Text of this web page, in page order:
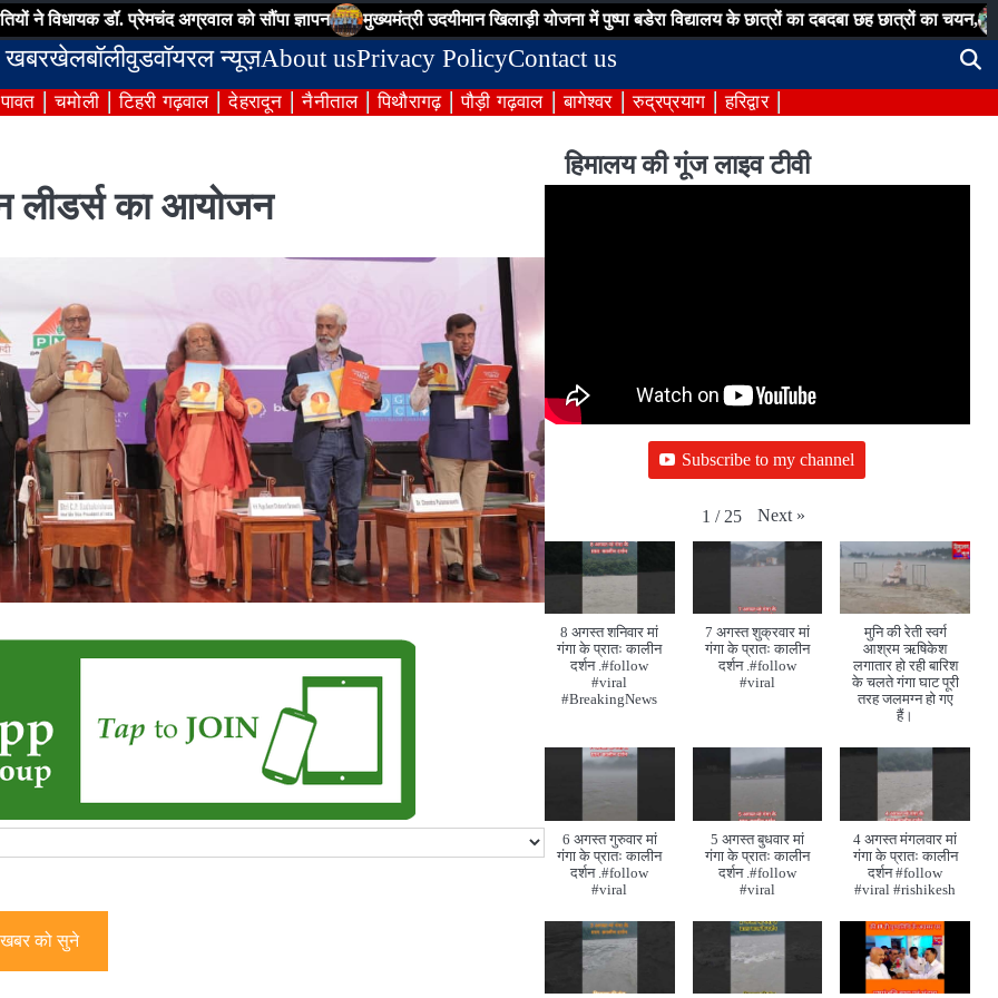
प्रेमचंद अग्रवाल को सौंपा ज्ञापन मुख्यमंत्री उदयीमान खिलाड़ी योजना में पुष्पा बडेरा विद्यालय के छात्रों का दबदबा छह छात्रों का चयन,
खबरखेलबॉलीवुडवॉयरल न्यूज़About usPrivacy PolicyContact us
चमोली टिहरी गढ़वाल देहरादून नैनीताल पिथौरागढ़ पौड़ी गढ़वाल बागेश्वर रुद्रप्रयाग हरिद्वार
लीडर्स का आयोजन
को सुने
हिमालय की गूंज लाइव टीवी
Subscribe to my channel
1 / 25 Next »
8 अगस्त शनिवार मां
गंगा के प्रातः कालीन
दर्शन .#follow
#viral
#BreakingNews
7 अगस्त शुक्रवार मां
गंगा के प्रातः कालीन
दर्शन .#follow
#viral
मुनि की रेती स्वर्ग
आश्रम ऋषिकेश
लगातार हो रही बारिश
के चलते गंगा घाट पूरी
तरह जलमग्न हो गए
हैं।
6 अगस्त गुरुवार मां
गंगा के प्रातः कालीन
दर्शन .#follow
#viral
5 अगस्त बुधवार मां
गंगा के प्रातः कालीन
दर्शन .#follow
#viral
4 अगस्त मंगलवार मां
गंगा के प्रातः कालीन
दर्शन #follow
#viral #rishikesh